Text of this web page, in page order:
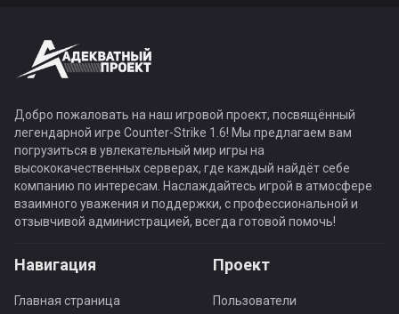
Добро пожаловать на наш игровой проект, посвящённый
легендарной игре Counter-Strike 1.6! Мы предлагаем вам
погрузиться в увлекательный мир игры на
высококачественных серверах, где каждый найдёт себе
компанию по интересам. Наслаждайтесь игрой в атмосфере
взаимного уважения и поддержки, с профессиональной и
отзывчивой администрацией, всегда готовой помочь!
Навигация
Главная страница
Проект
Пользователи